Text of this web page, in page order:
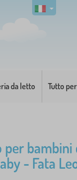
da letto Tutto
per
- Fata